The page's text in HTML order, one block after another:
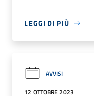
LEGGI DI PIÙ
AVVISI
12 OTTOBRE 2023